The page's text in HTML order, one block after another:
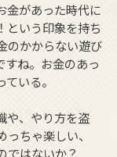
金があった時代に
という印象を持ち
のかからない遊び
すね。お金のあっ
いる。
や、やり方を盗
ちゃ楽しい、
ではないか？